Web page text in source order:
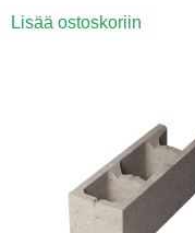
Lisää ostoskoriin